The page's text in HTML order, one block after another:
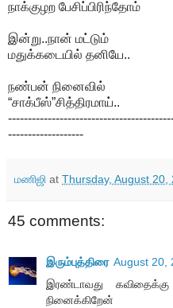
நாக்குழற பேசிப்பிரிந்தோம்
இன்று..நான் மட்டும்
மதுக்கடையில் தனியே..
நண்பன் நினைவில்
“சாக்பீஸ்”சித்திரமாய்..
-------------------
மணிஜி at Thursday, August 20,
45 comments:
இரும்புத்திரை August 20,
இரண்டாவது கவிதைக்கு
நினைக்கிறேன்